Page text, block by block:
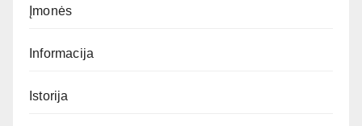
Įmonės
Informacija
Istorija